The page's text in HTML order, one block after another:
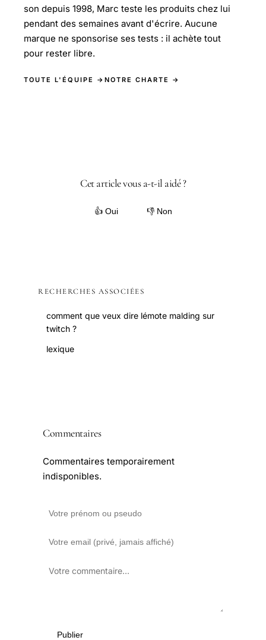
son depuis 1998, Marc teste les produits chez lui
pendant des semaines avant d'écrire. Aucune
marque ne sponsorise ses tests : il achète tout
pour rester libre.
TOUTE L'ÉQUIPE → NOTRE CHARTE →
Cet article vous a-t-il aidé ?
👍 Oui 👎 Non
RECHERCHES ASSOCIÉES
comment que veux dire lémote malding sur
twitch ?
lexique
Commentaires
Commentaires temporairement
indisponibles.
Publier